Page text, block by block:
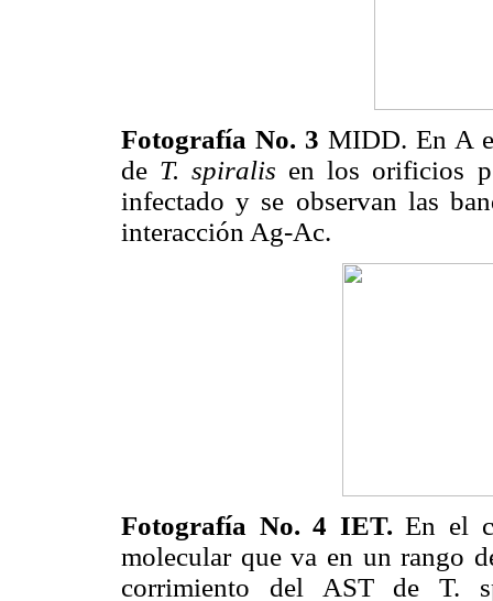
Fotografía No. 3 MIDD. En A
de T. spiralis en los orificios
infectado y se observan las
interacción Ag-Ac.
Fotografía No. 4 IET.En el
molecular que va en un rango
corrimiento del AST de T.